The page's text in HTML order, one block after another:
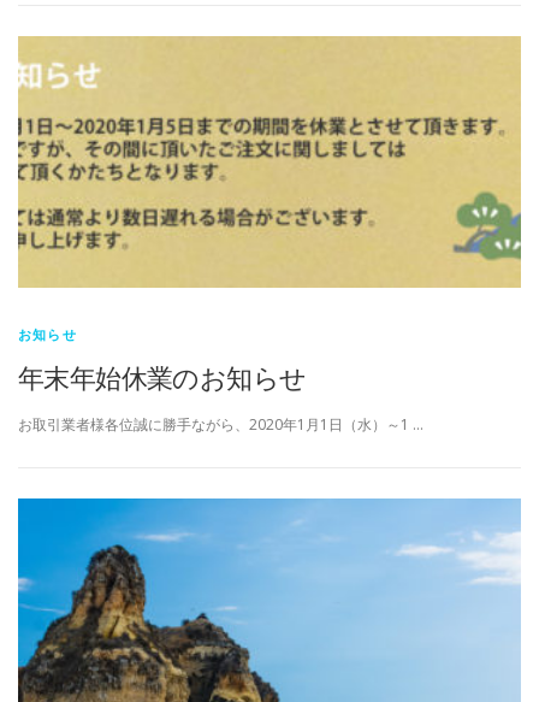
お知らせ
年末年始休業のお知らせ
お取引業者様各位誠に勝手ながら、2020年1月1日（水）～1 …